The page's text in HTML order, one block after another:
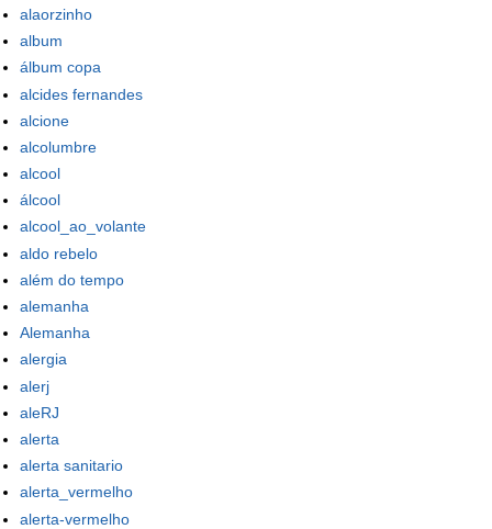
alaorzinho
album
álbum copa
alcides fernandes
alcione
alcolumbre
alcool
álcool
alcool_ao_volante
aldo rebelo
além do tempo
alemanha
Alemanha
alergia
alerj
aleRJ
alerta
alerta sanitario
alerta_vermelho
alerta-vermelho